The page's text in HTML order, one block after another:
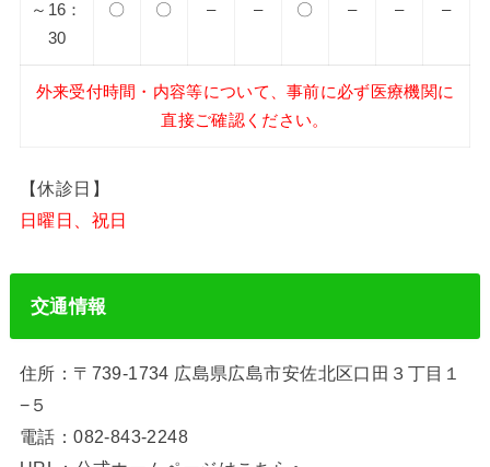
～16：
30
〇 〇 – – 〇 – – –
外来受付時間・内容等について、事前に必ず医療機関に
直接ご確認ください。
【休診日】
日曜日、祝日
交通情報
住所：〒739-1734 広島県広島市安佐北区口田３丁目１
−５
電話：082-843-2248